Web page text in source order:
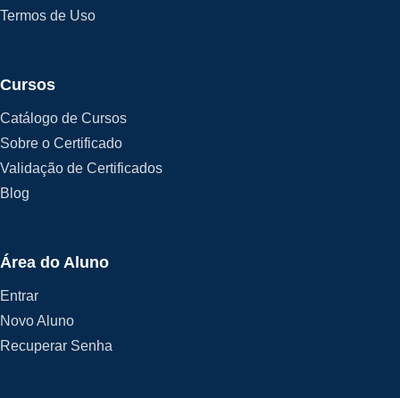
Termos de Uso
Cursos
Catálogo de Cursos
Sobre o Certificado
Validação de Certificados
Blog
Área do Aluno
Entrar
Novo Aluno
Recuperar Senha